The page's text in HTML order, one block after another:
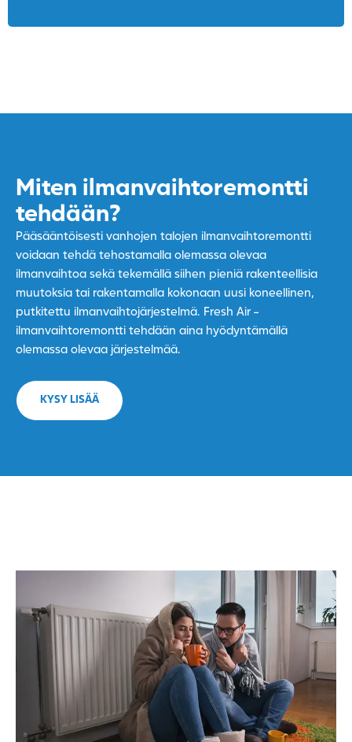
Miten ilmanvaihtoremontti
tehdään?
Pääsääntöisesti vanhojen talojen ilmanvaihtoremontti
voidaan tehdä tehostamalla olemassa olevaa
ilmanvaihtoa sekä tekemällä siihen pieniä rakenteellisia
muutoksia tai rakentamalla kokonaan uusi koneellinen,
putkitettu ilmanvaihtojärjestelmä. Fresh Air -
ilmanvaihtoremontti tehdään aina hyödyntämällä
olemassa olevaa järjestelmää.
KYSY LISÄÄ